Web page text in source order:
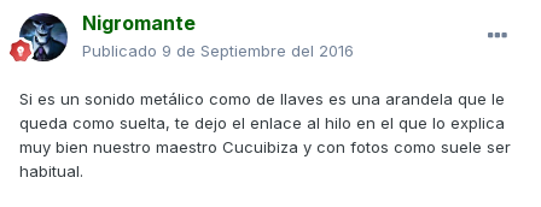
Nigromante
Publicado 9 de Septiembre del 2016
Si es un sonido metálico como de llaves es una arandela que le
queda como suelta, te dejo el enlace al hilo en el que lo explica
muy bien nuestro maestro Cucuibiza y con fotos como suele ser
habitual.